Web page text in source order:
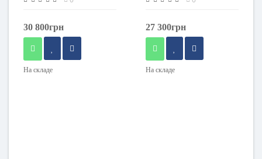
30 800грн
На складе
27 300грн
На складе